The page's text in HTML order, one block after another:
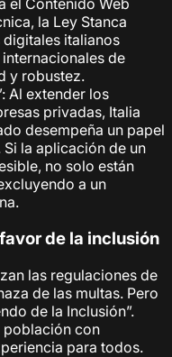
el Contenido Web
la Ley Stanca
italianos
de
y robustez.
Al extender los
privadas, Italia
desempeña un papel
la aplicación de un
no solo están
a un
de la inclusión
las regulaciones de
de las multas. Pero
de la Inclusión”.
población con
para todos.